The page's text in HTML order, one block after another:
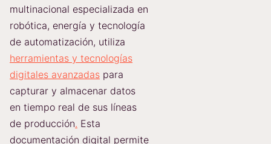
multinacional especializada en
robótica, energía y tecnología
de automatización, utiliza
herramientas y tecnologías
digitales avanzadas para
capturar y almacenar datos
en tiempo real de sus líneas
de producción. Esta
documentación digital permite